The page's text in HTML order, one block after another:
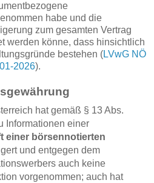
habe und die
zum gesamten Vertrag
werden könne, dass hinsichtlich
bestehen (LVwG NÖ
2026).
hat gemäß § 13 Abs.
Informationen einer
einer börsennotierten
und entgegen dem
auch keine
vorgenommen; auch hat